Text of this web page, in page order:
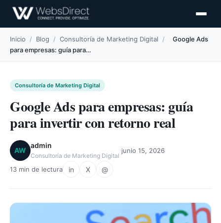
Inicio / Blog / Consultoría de Marketing Digital /
Google Ads
para empresas: guía para…
Consultoría de Marketing Digital
Google Ads para empresas: guía
para invertir con retorno real
AW
admin
Consultoría de Marketing Digital
junio 15, 2026
13 min de lectura in X @